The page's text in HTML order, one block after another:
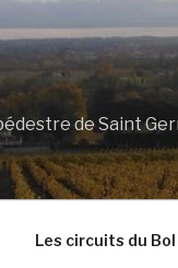
de Saint
Les circuits du Bol